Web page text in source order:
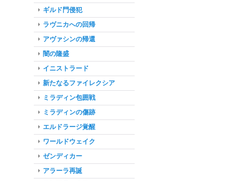
ギルド門侵犯
ラヴニカへの回帰
アヴァシンの帰還
闇の隆盛
イニストラード
新たなるファイレクシア
ミラディン包囲戦
ミラディンの傷跡
エルドラージ覚醒
ワールドウェイク
ゼンディカー
アラーラ再誕